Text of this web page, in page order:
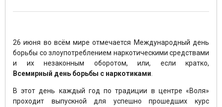
26 июня во всём мире отмечается Международный день
борьбы со злоупотреблением наркотическими средствами
и их незаконным оборотом, или, если кратко,
Всемирный день борьбы с наркотиками
В этот день каждый год по традиции в центре «Воля»
проходит выпускной для успешно прошедших курс